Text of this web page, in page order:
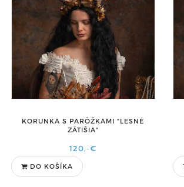
KORUNKA S PARÔŽKAMI "LESNÉ
ZÁTIŠIA"
120,-€
DO KOŠÍKA